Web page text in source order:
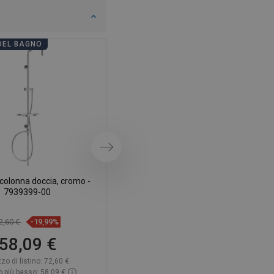
BAGNO
doccia, cromo -
7939399-00
€ -19,99%
58,09 €
di listino: 72,60 €
più basso: 58,09 €
Successivo